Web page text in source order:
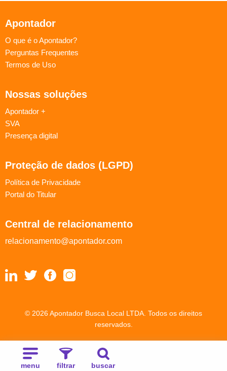
menu filtrar buscar
Apontador
O que é o Apontador?
Perguntas Frequentes
Termos de Uso
Nossas soluções
Apontador +
SVA
Presença digital
Proteção de dados (LGPD)
Política de Privacidade
Portal do Titular
Central de relacionamento
relacionamento@apontador.com
© 2026 Apontador Busca Local LTDA. Todos os direitos
reservados.